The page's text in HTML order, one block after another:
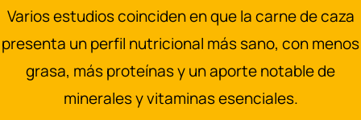
Varios estudios coinciden en que la carne de caza
presenta un perfil nutricional más sano, con menos
grasa, más proteínas y un aporte notable de
minerales y vitaminas esenciales.